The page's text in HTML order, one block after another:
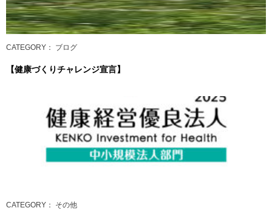
CATEGORY ： ブログ
【健康づくりチャレンジ宣言】
CATEGORY ： その他